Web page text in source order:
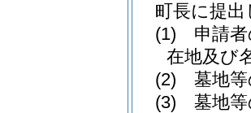
町長に提
(1)
申請
在地及び
(2)
墓地
(3)
墓地